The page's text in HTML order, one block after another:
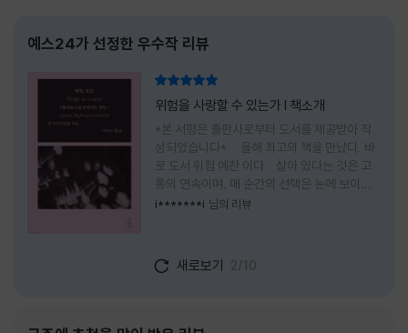
예스24가 선정한 우수작 리뷰
위험을 사랑할 수 있는가 l 책소개
*본 서평은 출판사로부터 도서를 제공받아 작
성되었습니다* 올해 최고의 책을 만났다. 바
로 도서 위험 예찬 이다. 살아 있다는 것은 고
통의 연속이며, 매 순간의 선택은 눈에 보이지
않는 위험을 감수해야 한다는 것을 의미한다.
도전하고 미지의 세계로 발을 내딛기란 결코 쉬
운 일이 아니다. 그러나 이 책을 읽다 보면 그 마
내가 진실로 원했던 방향을 향해 움직이고 있을
i*******i 님의 리뷰
새로보기 2/10